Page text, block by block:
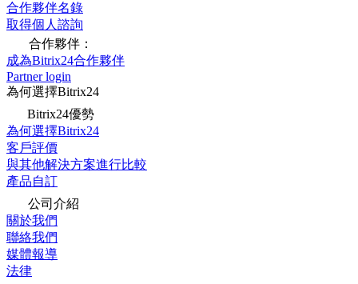
合作夥伴名錄
取得個人諮詢
合作夥伴：
成為Bitrix24合作夥伴
Partner login
為何選擇Bitrix24
Bitrix24優勢
為何選擇Bitrix24
客戶評價
與其他解決方案進行比較
產品自訂
公司介紹
關於我們
聯絡我們
媒體報導
法律